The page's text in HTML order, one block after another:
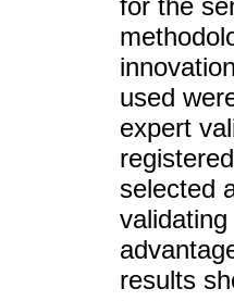
used
expert
selected
results